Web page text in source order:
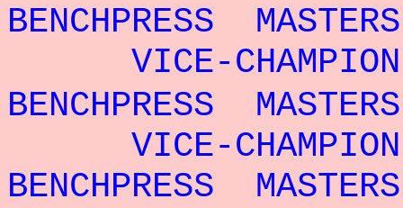
BENCHPRESS
VICE-
BENCHPRESS
VICE-
BENCHPRESS